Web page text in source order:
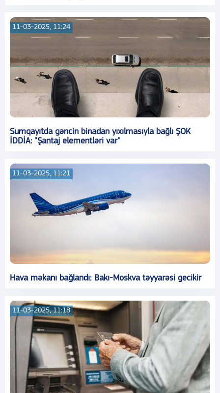
11-03-2025, 11:24
Sumqayıtda gəncin binadan yıxılmasıyla bağlı ŞOK
İDDİA: "Şantaj elementləri var"
11-03-2025, 11:21
Hava məkanı bağlandı: Bakı-Moskva təyyarəsi gecikir
11-03-2025, 11:18